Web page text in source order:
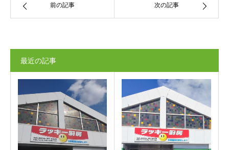
前の記事 次の記事
最近の記事